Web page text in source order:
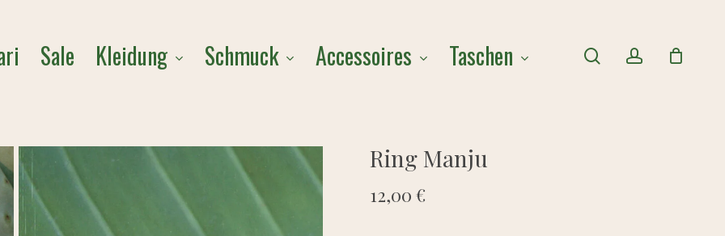
Sale Kleidung Schmuck Accessoires Taschen searchaccount
Cart
Ring Manju
12,00 €